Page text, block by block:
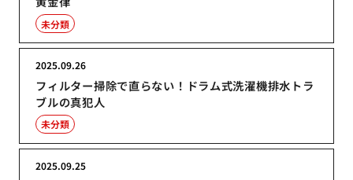
未分類
フィルター掃除で直らない！ドラム式洗濯機排水トラ
ブルの真犯人
2025.09.26
未分類
2025.09.25